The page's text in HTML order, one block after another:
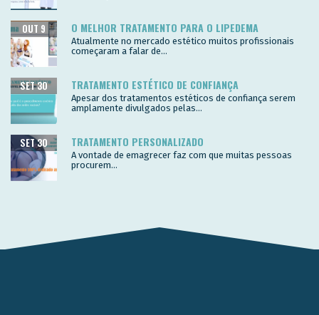
O MELHOR TRATAMENTO PARA O LIPEDEMA
OUT 9
Atualmente no mercado estético muitos profissionais
começaram a falar de...
TRATAMENTO ESTÉTICO DE CONFIANÇA
SET 30
Apesar dos tratamentos estéticos de confiança serem
amplamente divulgados pelas...
TRATAMENTO PERSONALIZADO
SET 30
A vontade de emagrecer faz com que muitas pessoas
procurem...